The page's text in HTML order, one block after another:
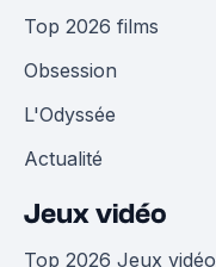
Top 2026 films
Obsession
L'Odyssée
Actualité
Jeux vidéo
Top 2026 Jeux vidéo